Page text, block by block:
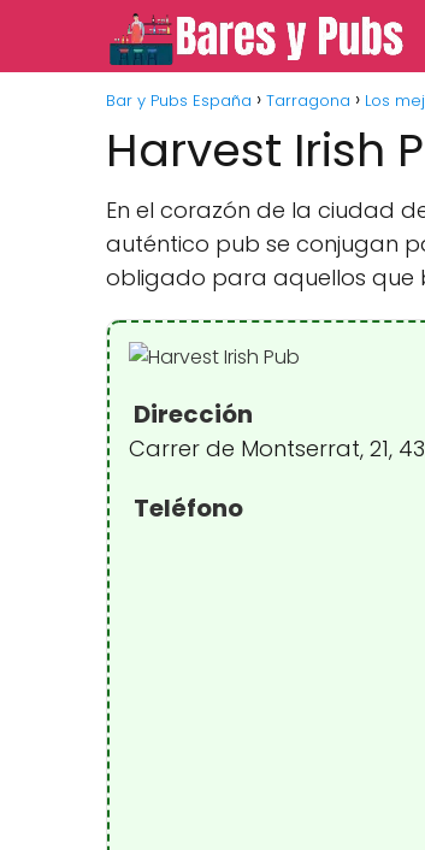
Bar y Pubs España Tarragona Los
Harvest Irish
En el corazón de la ciudad
auténtico pub se conjugan
obligado para aquellos que
Dirección
Carrer de Montserrat, 21,
Teléfono